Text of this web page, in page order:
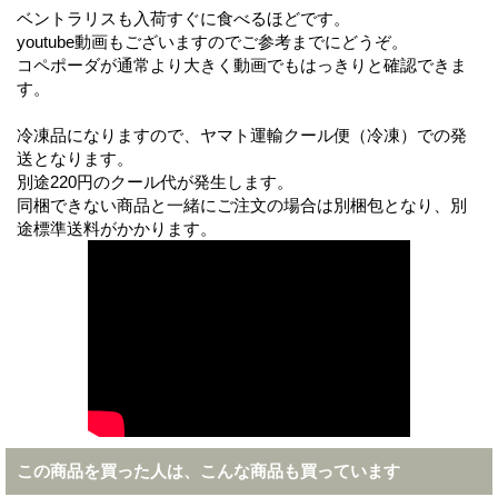
ベントラリスも入荷すぐに食べるほどです。
youtube動画もございますのでご参考までにどうぞ。
コペポーダが通常より大きく動画でもはっきりと確認できま
す。
冷凍品になりますので、ヤマト運輸クール便（冷凍）での発
送となります。
別途220円のクール代が発生します。
同梱できない商品と一緒にご注文の場合は別梱包となり、別
途標準送料がかかります。
この商品を買った人は、こんな商品も買っています